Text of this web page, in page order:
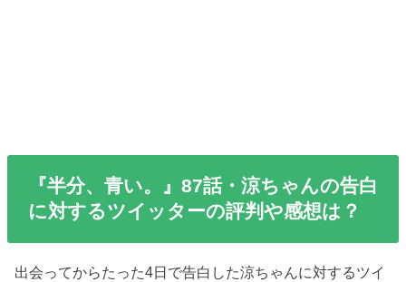
『半分、青い。』87話・涼ちゃんの告白
に対するツイッターの評判や感想は？
出会ってからたった4日で告白した涼ちゃんに対するツイ